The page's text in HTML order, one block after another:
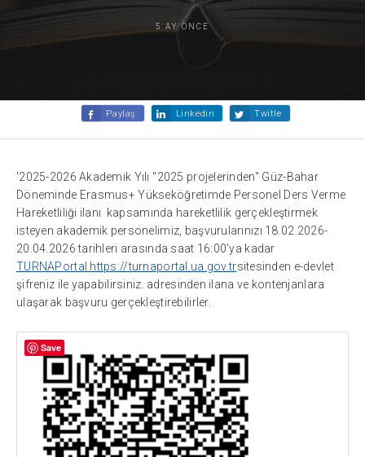
5 AY ÖNCE
Paylaş Linkedin Twitle
'2025-2026 Akademik Yılı ''2025 projelerinden'' Güz-Bahar
Döneminde Erasmus+ Yükseköğretimde Personel Ders Verme
Hareketliliği ilanı kapsamında hareketlilik gerçekleştirmek
isteyen akademik personelimiz, başvurularınızı 18.02.2026-
20.04.2026 tarihleri arasında saat 16:00’ya kadar
TURNAPortal https://turnaportal.ua.gov.trsitesinden e-devlet
şifreniz ile yapabilirsiniz. adresinden ilana ve kontenjanlara
ulaşarak başvuru gerçekleştirebilirler.
Save